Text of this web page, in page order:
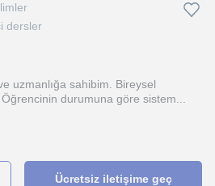
dersler
uzmanlığa sahibim. Bireysel
durumuna göre sistem...
Ücretsiz iletişime geç